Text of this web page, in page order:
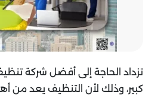
تزداد الحاجة إلى أفضل شركة
كبير، وذلك لأن التنظيف يعد من